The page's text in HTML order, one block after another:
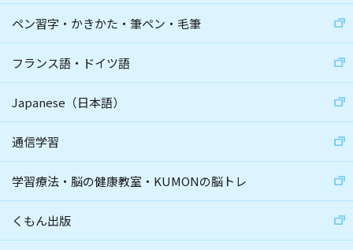
ペン習字・かきかた・筆ペン・毛筆
フランス語・ドイツ語
Japanese（日本語）
通信学習
学習療法・脳の健康教室・KUMONの脳トレ
くもん出版